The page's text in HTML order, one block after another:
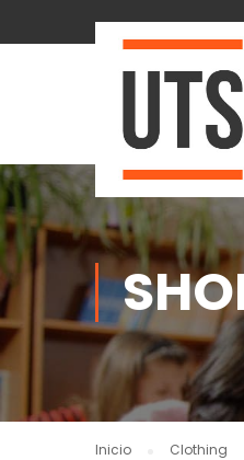
Inicio Clothing